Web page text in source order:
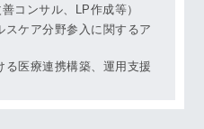
コンサル、LP作成等）
ケア分野参入に関するア
る医療連携構築、運用支援